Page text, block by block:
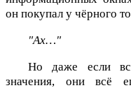
он покупал у чёрного
"Ах…"
Но даже если
значения, они всё